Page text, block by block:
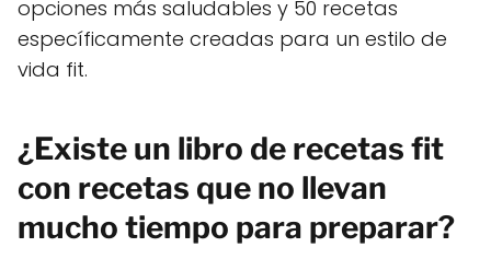
opciones más saludables y 50 recetas
específicamente creadas para un estilo de
vida fit.
¿Existe un libro de recetas fit
con recetas que no llevan
mucho tiempo para preparar?